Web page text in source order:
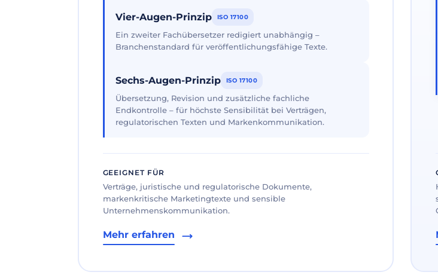
Vier-Augen-Prinzip ISO 17100
Ein zweiter Fachübersetzer redigiert unabhängig –
Branchenstandard für veröffentlichungsfähige Texte.
Sechs-Augen-Prinzip ISO 17100
Übersetzung, Revision und zusätzliche fachliche
Endkontrolle – für höchste Sensibilität bei Verträgen,
regulatorischen Texten und Markenkommunikation.
GEEIGNET FÜR
Verträge, juristische und regulatorische Dokumente,
markenkritische Marketingtexte und sensible
Unternehmenskommunikation.
Mehr erfahren